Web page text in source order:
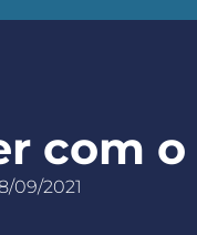
com
09/2021